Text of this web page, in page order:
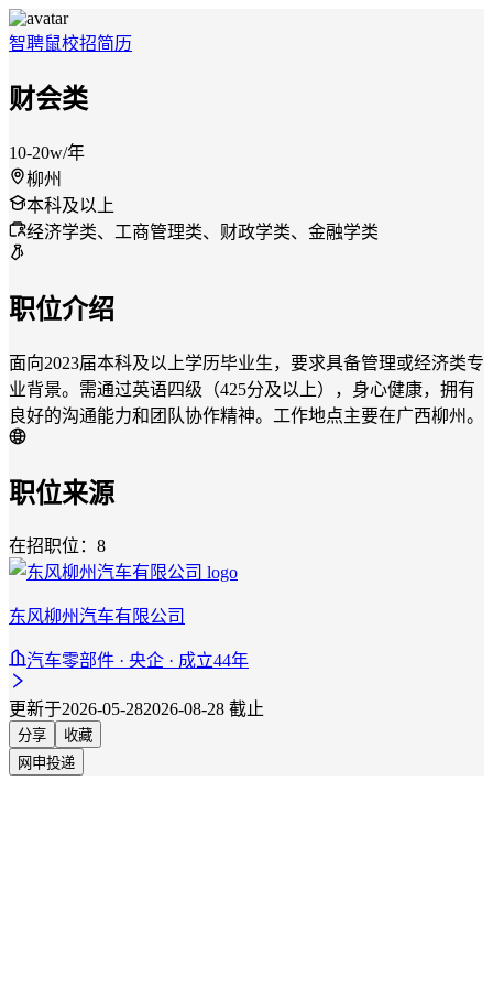
智聘鼠校招简历
财会类
10-20w/年
柳州
本科及以上
经济学类、工商管理类、财政学类、金融学类
职位介绍
面向2023届本科及以上学历毕业生，要求具备管理或经济类专
业背景。需通过英语四级（425分及以上），身心健康，拥有
良好的沟通能力和团队协作精神。工作地点主要在广西柳州。
职位来源
在招职位：8
东风柳州汽车有限公司
汽车零部件 · 央企 · 成立44年
更新于2026-05-282026-08-28 截止
分享
收藏
网申投递